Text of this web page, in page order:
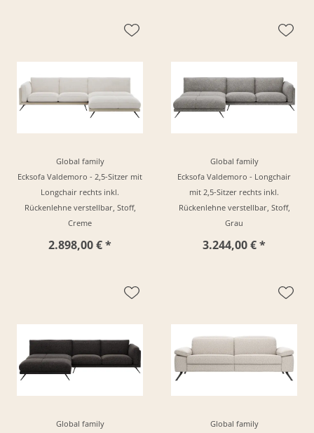
Global family
Ecksofa Valdemoro - 2,5-Sitzer mit
Longchair rechts inkl.
Rückenlehne verstellbar, Stoff,
Creme
2.898,00 € *
Global family
Ecksofa Valdemoro - Longchair
mit 2,5-Sitzer rechts inkl.
Rückenlehne verstellbar, Stoff,
Grau
3.244,00 € *
Global family
Global family